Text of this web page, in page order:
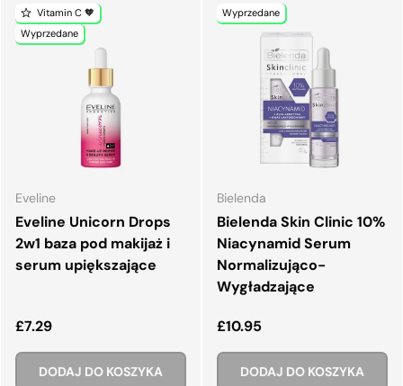
Vitamin C 🧡
Wyprzedane
Eveline
Eveline Unicorn Drops
2w1 baza pod makijaż i
serum upiększające
Normalna cena
£7.29
DODAJ DO KOSZYKA
Wyprzedane
Bielenda
Bielenda Skin Clinic 10%
Niacynamid Serum
Normalizująco-
Wygładzające
Normalna cena
£10.95
DODAJ DO KOSZYKA